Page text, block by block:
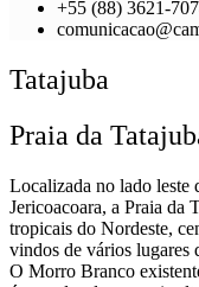
+55 (88) 3621-
Tatajuba
Praia da
Localizada no lado leste
Jericoacoara, a Praia da
tropicais do Nordeste,
vindos de vários lugares
O Morro Branco